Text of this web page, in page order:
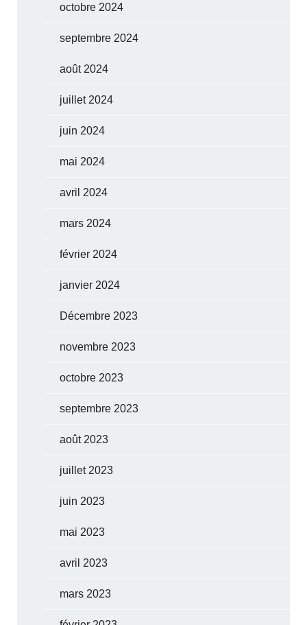
octobre 2024
septembre 2024
août 2024
juillet 2024
juin 2024
mai 2024
avril 2024
mars 2024
février 2024
janvier 2024
Décembre 2023
novembre 2023
octobre 2023
septembre 2023
août 2023
juillet 2023
juin 2023
mai 2023
avril 2023
mars 2023